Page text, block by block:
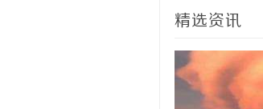
精选资讯